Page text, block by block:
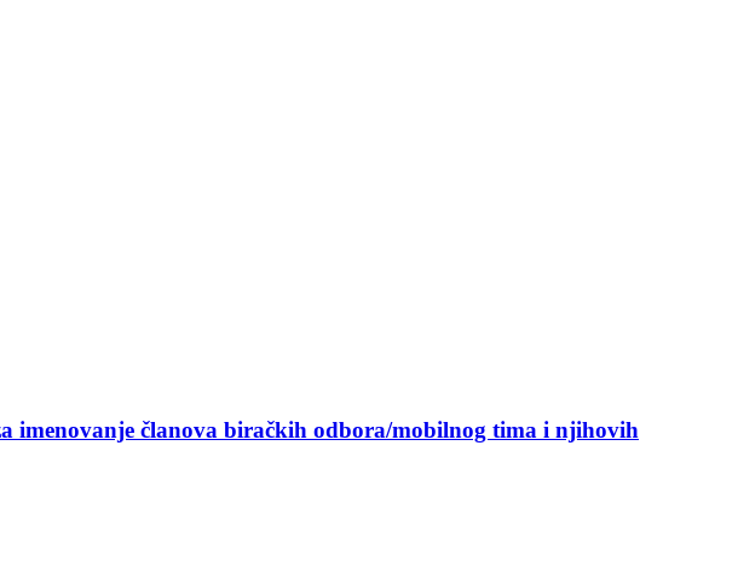
imenovanje članova biračkih odbora/mobilnog tima i njihovih